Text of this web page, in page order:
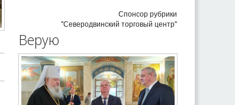
Спонсор рубрики
"Северодвинский торговый центр"
Верую